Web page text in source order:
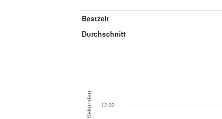
Bestzeit
Durchschnitt
Sekunden 12.02